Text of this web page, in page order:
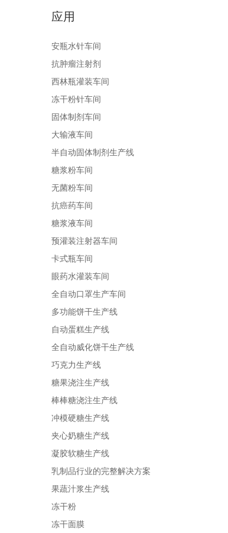
应用
安瓶水针车间
抗肿瘤注射剂
西林瓶灌装车间
冻干粉针车间
固体制剂车间
大输液车间
半自动固体制剂生产线
糖浆粉车间
无菌粉车间
抗癌药车间
糖浆液车间
预灌装注射器车间
卡式瓶车间
眼药水灌装车间
全自动口罩生产车间
多功能饼干生产线
自动蛋糕生产线
全自动威化饼干生产线
巧克力生产线
糖果浇注生产线
棒棒糖浇注生产线
冲模硬糖生产线
夹心奶糖生产线
凝胶软糖生产线
乳制品行业的完整解决方案
果蔬汁浆生产线
冻干粉
冻干面膜